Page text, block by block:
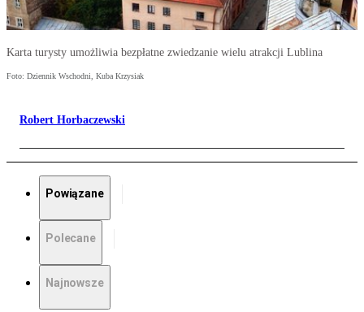
Karta turysty umożliwia bezpłatne zwiedzanie wielu atrakcji Lublina
Foto: Dziennik Wschodni, Kuba Krzysiak
Robert Horbaczewski
Powiązane
Polecane
Najnowsze